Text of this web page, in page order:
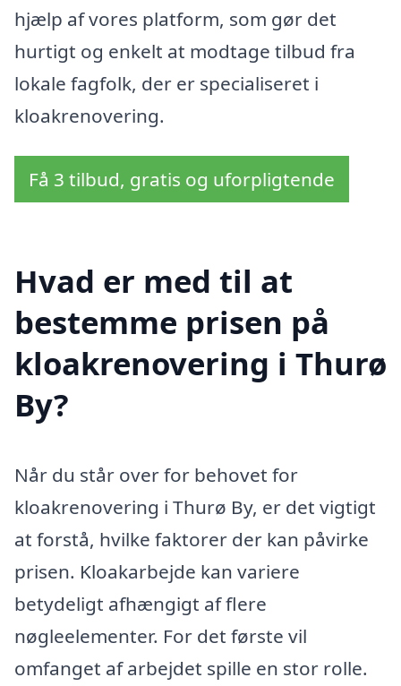
hjælp af vores platform, som gør det
hurtigt og enkelt at modtage tilbud fra
lokale fagfolk, der er specialiseret i
kloakrenovering.
Få 3 tilbud, gratis og uforpligtende
Hvad er med til at
bestemme prisen på
kloakrenovering i Thurø
By?
Når du står over for behovet for
kloakrenovering i Thurø By, er det vigtigt
at forstå, hvilke faktorer der kan påvirke
prisen. Kloakarbejde kan variere
betydeligt afhængigt af flere
nøgleelementer. For det første vil
omfanget af arbejdet spille en stor rolle.